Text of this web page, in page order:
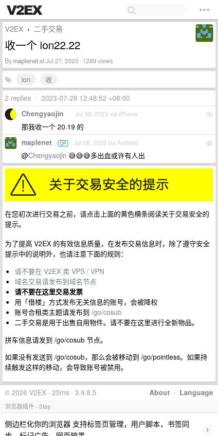
V2EX › 二手交易
收一个 ion22.22
By maplenetat Jul 27, 2023 · 1289 views
ion
收
2 replies • 2023-07-28 12:48:52 +08:00
1
Chengyaojin Jul 28, 2023 via iPhone
那我收一个 20.19 的
2
maplenet OP Jul 28, 2023 via Android
@Chengyaojin 😅😅😅多出血或许有人出
在您初次进行交易之前，请点击上面的黄色横条阅读关于交易安全的
提示。
为了提高 V2EX 的有效信息质量，在发布交易信息时，除了遵守安全
提示中的说明外，也请注意下面的规则：
请不要在 V2EX 卖 VPS / VPN
域名交易请发布到域名节点
请不要在这里交易发票
用「借楼」方式发布无关信息的账号，会被降权
账号合租类主题请发布到 /go/cosub
二手交易是用于出售自用物件。请不要在这里进行全新物品。
拼车信息请发到 /go/cosub 节点。
如果没有发送到 /go/cosub，那么会被移动到 /go/pointless。如果持
续触发这样的移动，会导致账号被禁用。
About · Language
© 2026 V2EX · 25ms · 3.9.8.5
浏览器插件 - Stay
侧边栏化你的浏览器 支持标签页管理，用户脚本，书签同
›